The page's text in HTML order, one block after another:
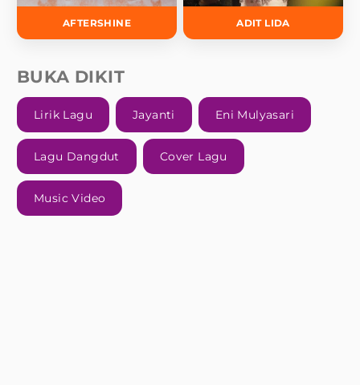
AFTERSHINE ADIT LIDA
BUKA DIKIT
Lirik Lagu Jayanti Eni Mulyasari
Lagu Dangdut Cover Lagu
Music Video